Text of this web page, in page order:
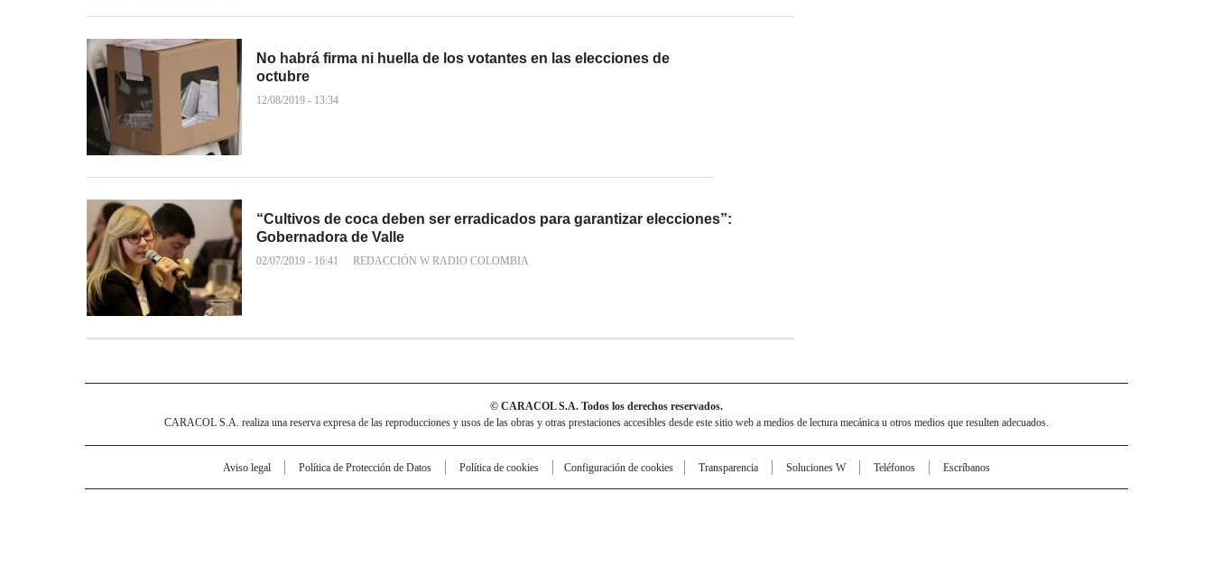
No habrá firma ni huella de los votantes en las elecciones de
octubre
12/08/2019 - 13:34
“Cultivos de coca deben ser erradicados para garantizar elecciones”:
Gobernadora de Valle
02/07/2019 - 16:41 REDACCIÓN W RADIO COLOMBIA
© CARACOL S.A. Todos los derechos reservados.
CARACOL S.A. realiza una reserva expresa de las reproducciones y usos de las obras y otras prestaciones accesibles desde este sitio web a medios de lectura mecánica u otros medios que resulten adecuados.
Aviso legal Política de Protección de Datos Política de cookies Configuración de cookies Transparencia Soluciones W Teléfonos Escríbanos